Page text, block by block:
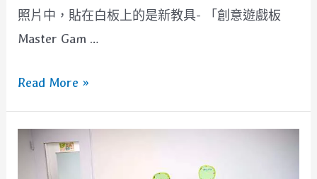
照片中，貼在白板上的是新教具- 「創意遊戲板
Master Gam …
[遊
轉
Read More »